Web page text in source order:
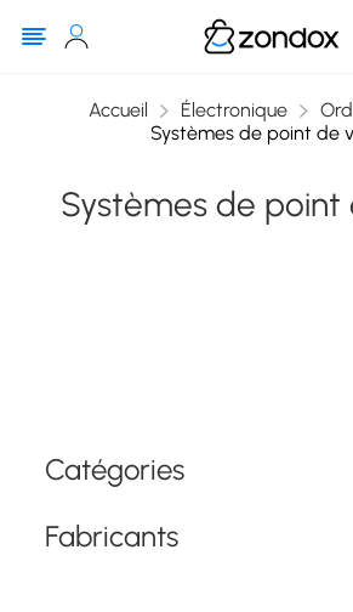
Accueil Électronique
Systèmes de point de
Catégories
Fabricants
Systèmes de point